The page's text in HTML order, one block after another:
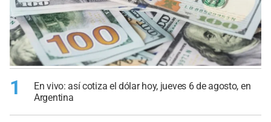
1
En vivo: así cotiza el dólar hoy, jueves 6 de agosto, en
Argentina